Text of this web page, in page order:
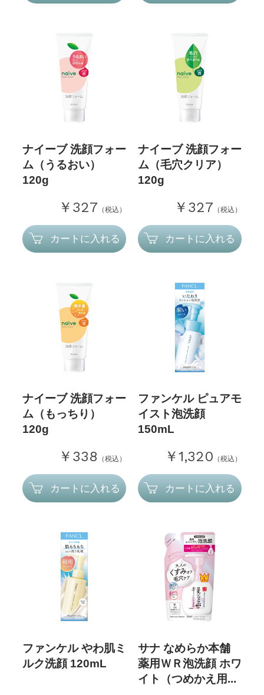
ナイーブ 洗顔フォー
ム（うるおい）
120g
￥327 （税込）
カートに入れる
ナイーブ 洗顔フォー
ム（毛穴クリア）
120g
￥327 （税込）
カートに入れる
ナイーブ 洗顔フォー
ム（もっちり）
120g
￥338 （税込）
カートに入れる
ファンケル ピュアモ
イスト泡洗顔
150mL
￥1,320 （税込）
カートに入れる
ファンケル やわ肌ミ
ルク洗顔 120mL
サナ なめらか本舗
薬用ＷＲ泡洗顔 ホワ
イト（つめかえ用...